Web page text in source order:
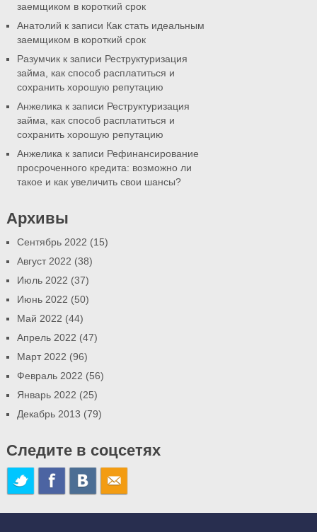
заемщиком в короткий срок
Анатолий к записи Как стать идеальным
заемщиком в короткий срок
Разумчикк записи Реструктуризация
займа, как способ расплатиться и
сохранить хорошую репутацию
Анжелика к записи Реструктуризация
займа, как способ расплатиться и
сохранить хорошую репутацию
Анжелика к записи Рефинансирование
просроченного кредита: возможно ли
такое и как увеличить свои шансы?
Архивы
Сентябрь 2022 (15)
Август 2022 (38)
Июль 2022 (37)
Июнь 2022 (50)
Май 2022 (44)
Апрель 2022 (47)
Март 2022 (96)
Февраль 2022 (56)
Январь 2022 (25)
Декабрь 2013 (79)
Следите в соцсетях